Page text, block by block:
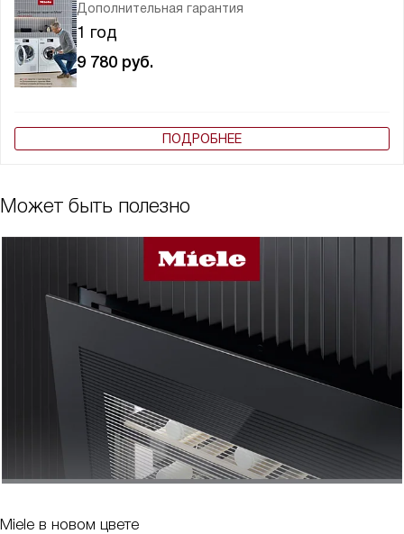
Дополнительная гарантия
1 год
9 780 руб.
ПОДРОБНЕЕ
Может быть полезно
Miele в новом цвете